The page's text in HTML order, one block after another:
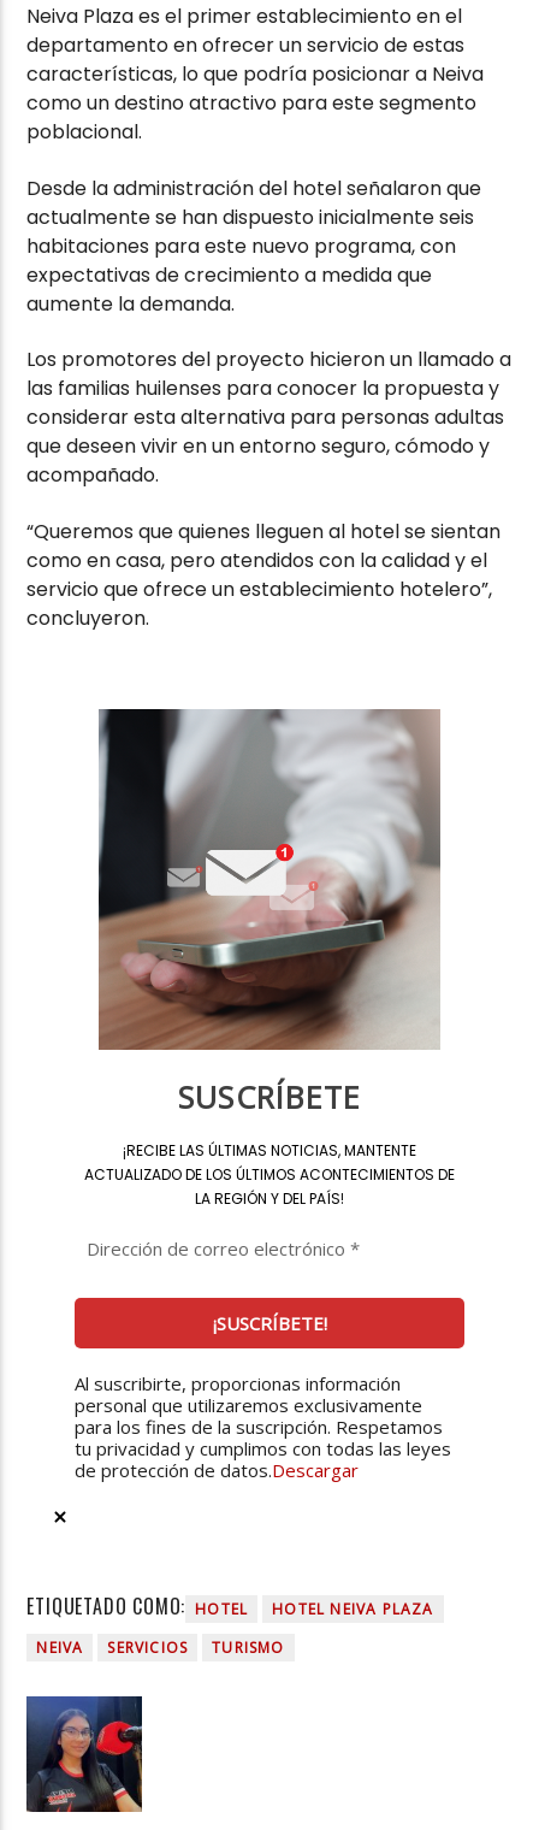
Neiva Plaza es el primer establecimiento en el
departamento en ofrecer un servicio de estas
características, lo que podría posicionar a Neiva
como un destino atractivo para este segmento
poblacional.
Desde la administración del hotel señalaron que
actualmente se han dispuesto inicialmente seis
habitaciones para este nuevo programa, con
expectativas de crecimiento a medida que
aumente la demanda.
Los promotores del proyecto hicieron un llamado a
las familias huilenses para conocer la propuesta y
considerar esta alternativa para personas adultas
que deseen vivir en un entorno seguro, cómodo y
acompañado.
“Queremos que quienes lleguen al hotel se sientan
como en casa, pero atendidos con la calidad y el
servicio que ofrece un establecimiento hotelero”,
concluyeron.
SUSCRÍBETE
¡RECIBE LAS ÚLTIMAS NOTICIAS, MANTENTE
ACTUALIZADO DE LOS ÚLTIMOS ACONTECIMIENTOS DE
LA REGIÓN Y DEL PAÍS!
Al suscribirte, proporcionas información
personal que utilizaremos exclusivamente
para los fines de la suscripción. Respetamos
tu privacidad y cumplimos con todas las leyes
de protección de datos.Descargar
ETIQUETADO COMO: HOTEL
HOTEL NEIVA PLAZA
NEIVA
SERVICIOS TURISMO